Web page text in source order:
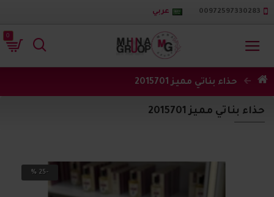
00972597330283 عربي
0
حذاء بناتي مميز 2015701
حذاء بناتي مميز 2015701
-25 %